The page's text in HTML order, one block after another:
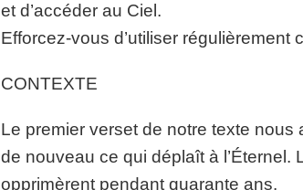
et d’accéder au Ciel.
Efforcez-vous d’utiliser
CONTEXTE
Le premier verset de notre texte nous
de nouveau ce qui déplaît à l’Éternel.
opprimèrent pendant quarante ans.